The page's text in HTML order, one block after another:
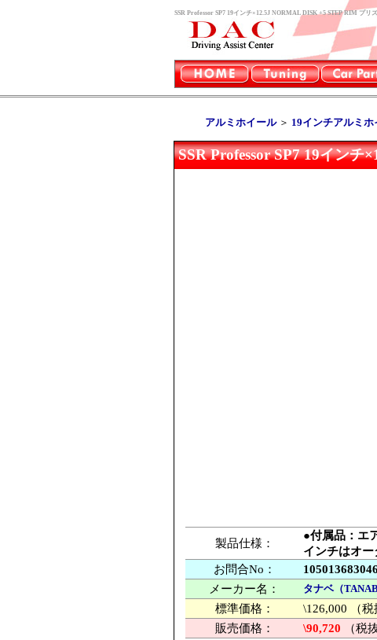
SSR Professor SP7 19インチ×12.5J NORMAL DISK +5 STEP RIM プ
アルミホイール＞ 19インチアルミホ
SSR Professor SP7 19イン
製品仕様：
●付属品：エ
インチはオー
お問合No：
105013683046
メーカー名：
タナベ（
標準価格：
\126,000 （
販売価格：
\90,720 （税